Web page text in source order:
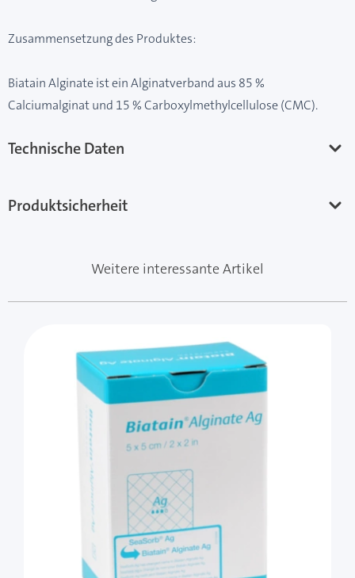
Zusammensetzung des Produktes:
Biatain Alginate ist ein Alginatverband aus 85 %
Calciumalginat und 15 % Carboxylmethylcellulose (CMC).
Technische Daten
Produktsicherheit
Weitere interessante Artikel